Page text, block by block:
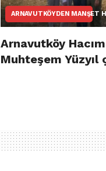
ARNAVUTKÖYDEN MANŞET
Arnavutköy
Muhteşem Yüzyıl